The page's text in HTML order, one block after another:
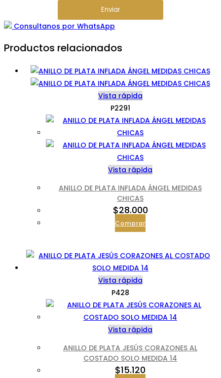
Enviar
Consultanos por WhatsApp
Productos relacionados
Vista rápida
P2291
Vista rápida
ANILLO DE PLATA INFLADA ÁNGEL MEDIDAS
CHICAS
$28.000
Comprar
Vista rápida
P428
Vista rápida
ANILLO DE PLATA JESÚS CORAZONES AL
COSTADO SOLO MEDIDA 14
$15.120